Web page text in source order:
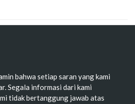
bahwa setiap saran yang kami
Segala informasi dari kami
tidak bertanggung jawab atas